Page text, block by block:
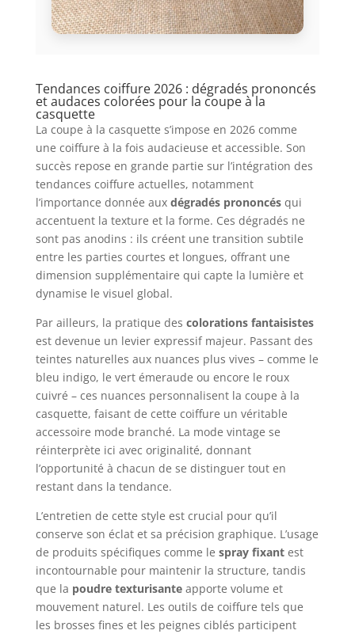
Tendances coiffure 2026 : dégradés prononcés
et audaces colorées pour la coupe à la
casquette
La coupe à la casquette s’impose en 2026 comme
une coiffure à la fois audacieuse et accessible. Son
succès repose en grande partie sur l’intégration des
tendances coiffure actuelles, notamment
l’importance donnée aux dégradés prononcésqui
accentuent la texture et la forme. Ces dégradés ne
sont pas anodins : ils créent une transition subtile
entre les parties courtes et longues, offrant une
dimension supplémentaire qui capte la lumière et
dynamise le visuel global.
Par ailleurs, la pratique des colorations fantaisistes
est devenue un levier expressif majeur. Passant des
teintes naturelles aux nuances plus vives – comme le
bleu indigo, le vert émeraude ou encore le roux
cuivré – ces nuances personnalisent la coupe à la
casquette, faisant de cette coiffure un véritable
accessoire mode branché. La mode vintage se
réinterprète ici avec originalité, donnant
l’opportunité à chacun de se distinguer tout en
restant dans la tendance.
L’entretien de cette style est crucial pour qu’il
conserve son éclat et sa précision graphique. L’usage
de produits spécifiques comme le spray fixantest
incontournable pour maintenir la structure, tandis
que la poudre texturisanteapporte volume et
mouvement naturel. Les outils de coiffure tels que
les brosses fines et les peignes ciblés participent